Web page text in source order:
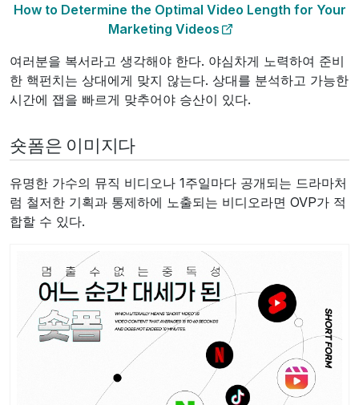
How to Determine the Optimal Video Length for Your
Marketing Videos
여러분을 복서라고 생각해야 한다. 야심차게 노력하여 준비
한 핵펀치는 상대에게 맞지 않는다. 상대를 분석하고 가능한
시간에 잽을 빠르게 맞추어야 승산이 있다.
숏폼은 이미지다
유명한 가수의 뮤직 비디오나 1주일마다 공개되는 드라마처
럼 철저한 기획과 통제하에 노출되는 비디오라면 OVP가 적
합할 수 있다.